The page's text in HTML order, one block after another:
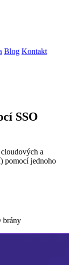
Blog Kontakt
SSO
a
pomocí jednoho
brány